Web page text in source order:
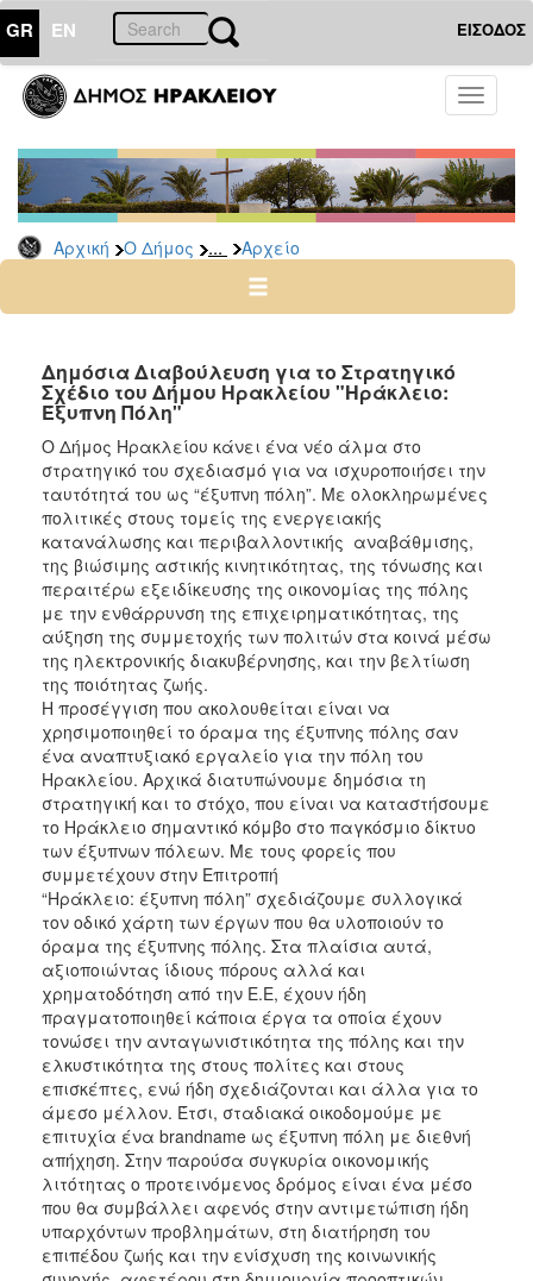
GR EN ΕΙΣΟΔΟΣ
Toggle
Αρχική Ο Δήμος ... Αρχείο
ΔΗΜΟΣ
Δημόσιες
Διαβουλεύσεις
Αρχείο
ΠΟΛΙΤΙΣΜΟΣ
ΑΝΘΕΚΤΙΚΗ
ΠΟΛΗ
Δημόσια Διαβούλευση για το Στρατηγικό
Σχέδιο του Δήμου Ηρακλείου "Ηράκλειο:
Έξυπνη Πόλη"
O Δήμος Ηρακλείου κάνει ένα νέο άλμα στο
στρατηγικό του σχεδιασμό για να ισχυροποιήσει την
ταυτότητά του ως “έξυπνη πόλη”. Με ολοκληρωμένες
πολιτικές στους τομείς της ενεργειακής
κατανάλωσης και περιβαλλοντικής αναβάθμισης,
της βιώσιμης αστικής κινητικότητας, της τόνωσης και
περαιτέρω εξειδίκευσης της οικονομίας της πόλης
με την ενθάρρυνση της επιχειρηματικότητας, της
αύξηση της συμμετοχής των πολιτών στα κοινά μέσω
της ηλεκτρονικής διακυβέρνησης, και την βελτίωση
της ποιότητας ζωής.
Η προσέγγιση που ακολουθείται είναι να
χρησιμοποιηθεί το όραμα της έξυπνης πόλης σαν
ένα αναπτυξιακό εργαλείο για την πόλη του
Ηρακλείου. Αρχικά διατυπώνουμε δημόσια τη
στρατηγική και το στόχο, που είναι να καταστήσουμε
το Ηράκλειο σημαντικό κόμβο στο παγκόσμιο δίκτυο
των έξυπνων πόλεων. Με τους φορείς που
συμμετέχουν στην Επιτροπή
“Ηράκλειο: έξυπνη πόλη” σχεδιάζουμε συλλογικά
τον οδικό χάρτη των έργων που θα υλοποιούν το
όραμα της έξυπνης πόλης. Στα πλαίσια αυτά,
αξιοποιώντας ίδιους πόρους αλλά και
χρηματοδότηση από την Ε.Ε, έχουν ήδη
πραγματοποιηθεί κάποια έργα τα οποία έχουν
τονώσει την ανταγωνιστικότητα της πόλης και την
ελκυστικότητα της στους πολίτες και στους
επισκέπτες, ενώ ήδη σχεδιάζονται και άλλα για το
άμεσο μέλλον. Έτσι, σταδιακά οικοδομούμε με
επιτυχία ένα brandname ως έξυπνη πόλη με διεθνή
απήχηση. Στην παρούσα συγκυρία οικονομικής
λιτότητας ο προτεινόμενος δρόμος είναι ένα μέσο
που θα συμβάλλει αφενός στην αντιμετώπιση ήδη
υπαρχόντων προβλημάτων, στη διατήρηση του
επιπέδου ζωής και την ενίσχυση της κοινωνικής